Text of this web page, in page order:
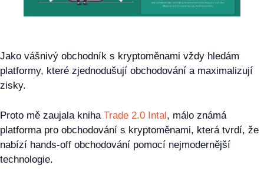
Jako vášnivý obchodník s kryptoměnami vždy hledám
platformy, které zjednodušují obchodování a maximalizují
zisky.
Proto mě zaujala kniha Trade 2.0 Intal, málo známá
platforma pro obchodování s kryptoměnami, která tvrdí, že
nabízí hands-off obchodování pomocí nejmodernější
technologie.